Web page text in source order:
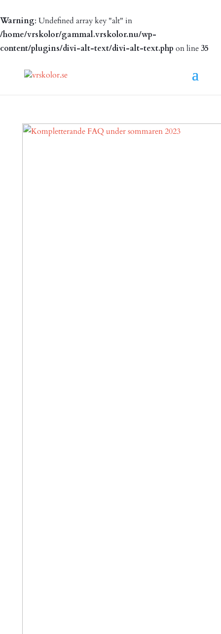
Warning: Undefined array key "alt" in
/home/vrskolor/gammal.vrskolor.nu/wp-
content/plugins/divi-alt-text/divi-alt-text.php on line35